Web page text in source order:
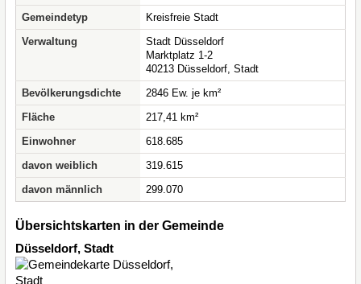
Gemeindetyp
Kreisfreie Stadt
Verwaltung
Stadt Düsseldorf
Marktplatz 1-2
40213 Düsseldorf, Stadt
Bevölkerungsdichte
2846 Ew. je km²
Fläche
217,41 km²
Einwohner
618.685
davon weiblich
319.615
davon männlich
299.070
Übersichtskarten in der Gemeinde
Düsseldorf, Stadt